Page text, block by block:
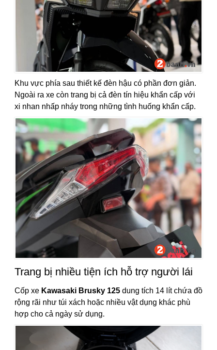
Khu vực phía sau thiết kế đèn hậu có phần đơn giản.
Ngoài ra xe còn trang bị cả đèn tín hiệu khẩn cấp với
xi nhan nhấp nháy trong những tình huống khẩn cấp.
Trang bị nhiều tiện ích hỗ trợ người lái
Cốp xe Kawasaki Brusky 125 dung tích 14 lít chứa đồ
rộng rãi như túi xách hoặc nhiều vật dụng khác phù
hợp cho cả ngày sử dụng.